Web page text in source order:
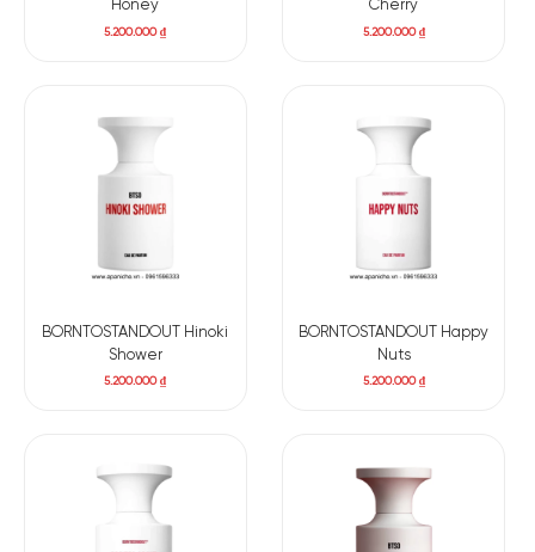
Honey
5.200.000₫
Cherry
5.200.000₫
BORNTOSTANDOUT Hinoki
Shower
5.200.000₫
BORNTOSTANDOUT Happy
Nuts
5.200.000₫